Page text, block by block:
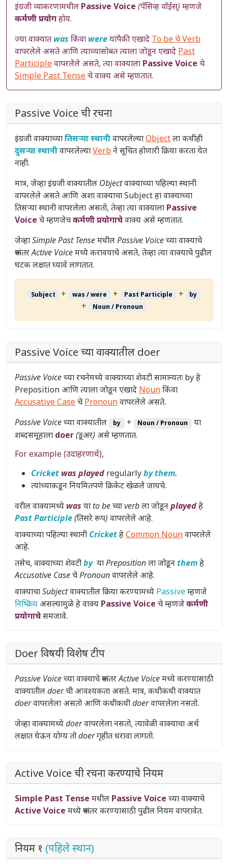
इंग्रजी व्याकरणामधील Passive Voice (पॅसिव्ह वॉईस्) म्हणजे
कर्मणी प्रयोगहोय.
ज्या वाक्यात was किंवा wereयांपैकी एखादे To be चे Verb
वापरलेले असते आणि त्याच्यासोबत त्याला जोडून एखादे Past
Participleवापरलेले असते, त्या वाक्याला Passive Voice चे
Simple Past Tenseचे वाक्य असे म्हणतात.
Passive Voice ची रचना
इंग्रजी वाक्याच्यातिसऱ्या स्थानीवापरलेल्याObjectला कधीही
दुसऱ्या स्थानीवापरलेल्याVerbने सूचित होणारी क्रिया करता येत
नाही.
मात्र, जेव्हा इंग्रजी वाक्यातील Objectवाक्याच्या पहिल्या स्थानी
वापरलेले असते आणि अशा वाक्याचा Subject हा वाक्याच्या
तिसऱ्या स्थानी वापरलेला असतो, तेव्हा त्या वाक्याला Passive
Voice चे म्हणजेचकर्मणी प्रयोगाचेवाक्य असे म्हणतात.
जेव्हाSimple Past TenseमधीलPassive Voiceच्या वाक्याचे
रूपांतरActive Voiceमध्ये करावयाचे असते, तेव्हा त्या वाक्याचे पुढील
घटक लक्षात घ्यावे लागतात.
Subject + was / were + Past Participle + by
+ Noun / Pronoun
Passive Voice च्या वाक्यातील doer
Passive Voiceच्या रचनेमध्ये वाक्याच्या शेवटी सामान्यतः by हे
Preposition आणि त्याला जोडून एखादे Nounकिंवा
Accusative Caseचे Pronounवापरलेले असते.
Passive Voiceच्या वाक्यातील by + Noun / Pronoun
या
शब्दसमूहाला doer(डूअर) असे म्हणतात.
For example (उदाहरणार्थ),
Cricket was played regularlyby them.
त्यांच्याकडून नियमितपणे क्रिकेट खेळले जायचे.
वरील वाक्यामध्ये was या to be च्या verbला जोडूनplayedहे
Past Participle(तिसरे रूप) वापरलेले आहे.
वाक्याच्या पहिल्या स्थानी CricketहेCommon Nounवापरलेले
आहे.
तसेच, वाक्याच्या शेवटीbyयाPrepositionला जोडूनthemहे
Accusative CaseचेPronounवापरलेले आहे.
वाक्याचाSubjectवाक्यातील क्रिया करण्यामध्ये Passiveम्हणजे
निष्क्रिय असल्यामुळे हे वाक्य Passive Voice चे म्हणजेकर्मणी
प्रयोगाचेसमजावे.
Doer विषयी विशेष टीप
Passive Voiceच्या वाक्याचे रूपांतरActive Voiceमध्ये करण्यासाठी
वाक्यातीलdoerची आवश्यकता असते. मात्र, कधीकधी वाक्यात
doerवापरलेला असतो आणि कधीकधीdoerवापरलेला नसतो.
जेव्हा वाक्यामध्येdoerवापरलेला नसतो, त्यावेळी वाक्याचा अर्थ
लक्षात घेऊन योग्य तोdoerगृहीत धरावा लागतो.
Active Voice ची रचना करण्याचे नियम
Simple Past Tense मधील Passive Voice च्या वाक्याचे
Active Voice मध्ये रूपांतर करण्यासाठी पुढील नियम वापरावेत.
नियम १ (पहिले स्थान)